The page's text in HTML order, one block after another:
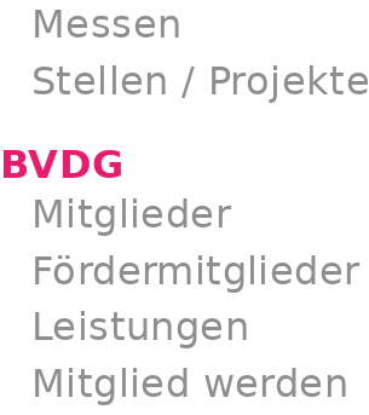
Messen
Stellen / Projekte
BVDG
Mitglieder
Fördermitglieder
Leistungen
Mitglied werden